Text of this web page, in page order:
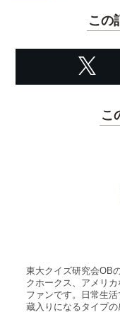
この
こ
東大クイズ研究会OB
クホークス、アメリ
ファンです。日常生
蔵入りになるタイプ